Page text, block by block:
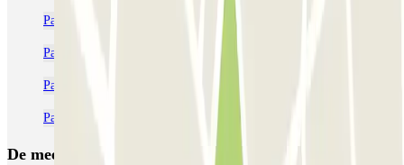
Parkeergarages in de buurt van de Arc de Triomf
Parkeergarages in de buurt van de Kathedraal van Barcelona
Parkeer dichtbij het Yurbban Trafalgar hotel, Barcelona
Parkeerplaatsen dichtbij Via Laietana
De meest geboekte